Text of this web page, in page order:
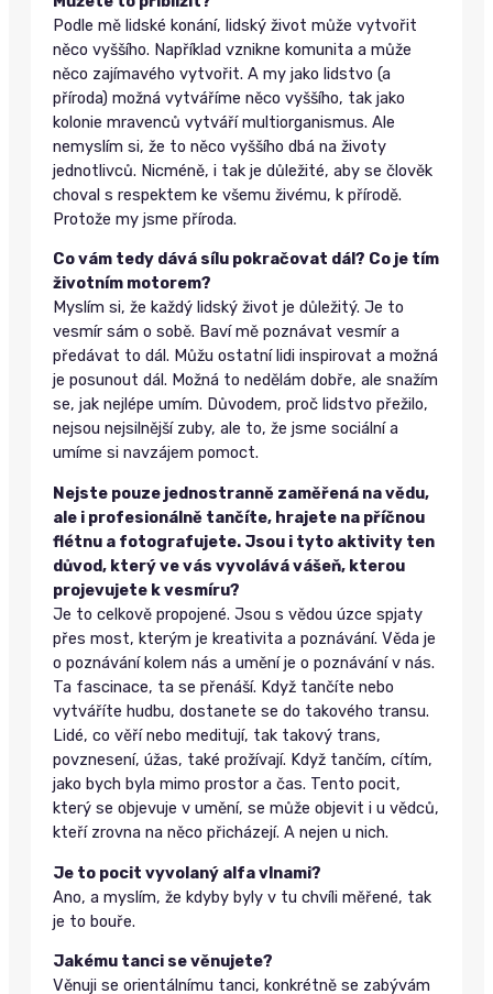
Podle mě lidské konání, lidský život může vytvořit
něco vyššího. Například vznikne komunita a může
něco zajímavého vytvořit. A my jako lidstvo (a
příroda) možná vytváříme něco vyššího, tak jako
kolonie mravenců vytváří multiorganismus. Ale
nemyslím si, že to něco vyššího dbá na životy
jednotlivců. Nicméně, i tak je důležité, aby se člověk
choval s respektem ke všemu živému, k přírodě.
Protože my jsme příroda.
Co vám tedy dává sílu pokračovat dál? Co je tím
životním motorem?
Myslím si, že každý lidský život je důležitý. Je to
vesmír sám o sobě. Baví mě poznávat vesmír a
předávat to dál. Můžu ostatní lidi inspirovat a možná
je posunout dál. Možná to nedělám dobře, ale snažím
se, jak nejlépe umím. Důvodem, proč lidstvo přežilo,
nejsou nejsilnější zuby, ale to, že jsme sociální a
umíme si navzájem pomoct.
Nejste pouze jednostranně zaměřená na vědu,
ale i profesionálně tančíte, hrajete na příčnou
flétnu a fotografujete. Jsou i tyto aktivity ten
důvod, který ve vás vyvolává vášeň, kterou
projevujete k vesmíru?
Je to celkově propojené. Jsou s vědou úzce spjaty
přes most, kterým je kreativita a poznávání. Věda je
o poznávání kolem nás a umění je o poznávání v nás.
Ta fascinace, ta se přenáší. Když tančíte nebo
vytváříte hudbu, dostanete se do takového transu.
Lidé, co věří nebo meditují, tak takový trans,
povznesení, úžas, také prožívají. Když tančím, cítím,
jako bych byla mimo prostor a čas. Tento pocit,
který se objevuje v umění, se může objevit i u vědců,
kteří zrovna na něco přicházejí. A nejen u nich.
Je to pocit vyvolaný alfa vlnami?
Ano, a myslím, že kdyby byly v tu chvíli měřené, tak
je to bouře.
Jakému tanci se věnujete?
Věnuji se orientálnímu tanci, konkrétně se zabývám